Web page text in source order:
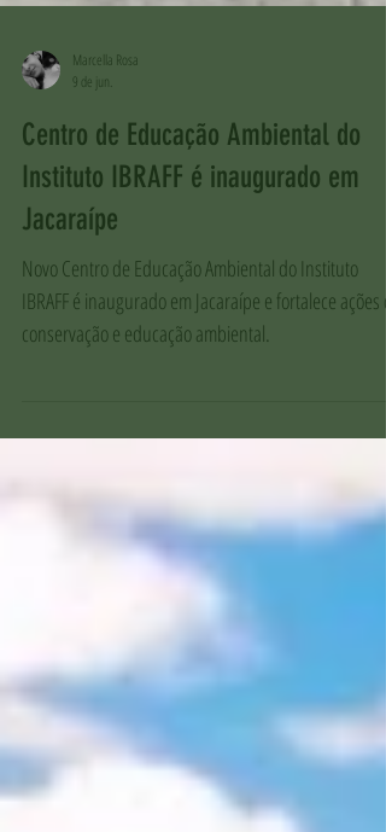
Marcella Rosa
9 de jun.
Centro de Educação Ambiental do
Instituto IBRAFF é inaugurado em
Jacaraípe
Novo Centro de Educação Ambiental do Instituto